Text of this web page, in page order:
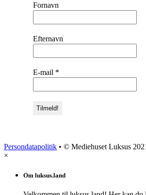
Fornavn
Efternavn
E-mail *
Persondatapolitik • © Mediehuset Luksus
×
Om luksus.land